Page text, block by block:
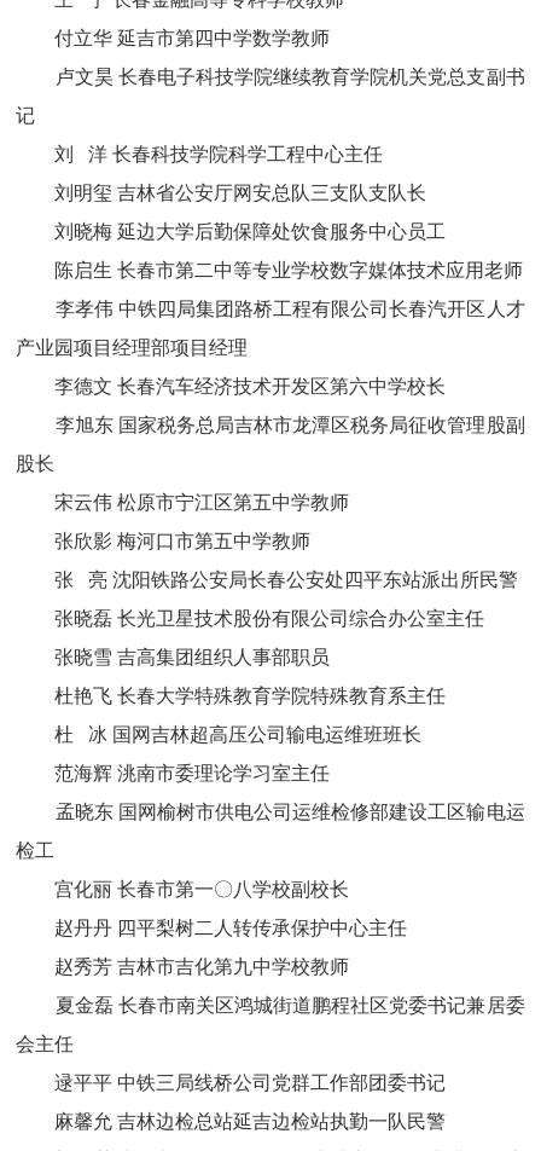
付立华 延吉市第四中学数学教师
卢文昊 长春电子科技学院继续教育学院机关党总支副书
记
刘 洋 长春科技学院科学工程中心主任
刘明玺 吉林省公安厅网安总队三支队支队长
刘晓梅 延边大学后勤保障处饮食服务中心员工
陈启生 长春市第二中等专业学校数字媒体技术应用老师
李孝伟 中铁四局集团路桥工程有限公司长春汽开区人才
产业园项目经理部项目经理
李德文 长春汽车经济技术开发区第六中学校长
李旭东 国家税务总局吉林市龙潭区税务局征收管理股副
股长
宋云伟 松原市宁江区第五中学教师
张欣影 梅河口市第五中学教师
张 亮 沈阳铁路公安局长春公安处四平东站派出所民警
张晓磊 长光卫星技术股份有限公司综合办公室主任
张晓雪 吉高集团组织人事部职员
杜艳飞 长春大学特殊教育学院特殊教育系主任
杜 冰 国网吉林超高压公司输电运维班班长
范海辉 洮南市委理论学习室主任
孟晓东 国网榆树市供电公司运维检修部建设工区输电运
检工
宫化丽 长春市第一〇八学校副校长
赵丹丹 四平梨树二人转传承保护中心主任
赵秀芳 吉林市吉化第九中学校教师
夏金磊 长春市南关区鸿城街道鹏程社区党委书记兼居委
会主任
逯平平 中铁三局线桥公司党群工作部团委书记
麻馨允 吉林边检总站延吉边检站执勤一队民警